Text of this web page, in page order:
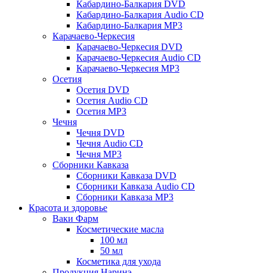
Кабардино-Балкария DVD
Кабардино-Балкария Audio CD
Кабардино-Балкария MP3
Карачаево-Черкесия
Карачаево-Черкесия DVD
Карачаево-Черкесия Audio CD
Карачаево-Черкесия MP3
Осетия
Осетия DVD
Осетия Audio CD
Осетия MP3
Чечня
Чечня DVD
Чечня Audio CD
Чечня MP3
Сборники Кавказа
Сборники Кавказа DVD
Сборники Кавказа Audio CD
Сборники Кавказа MP3
Красота и здоровье
Ваки Фарм
Косметические масла
100 мл
50 мл
Косметика для ухода